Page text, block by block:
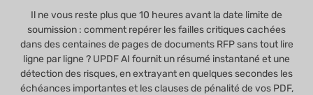
Il ne vous reste plus que 10 heures avant la date limite de
soumission : comment repérer les failles critiques cachées
dans des centaines de pages de documents RFP sans tout lire
ligne par ligne ? UPDF AI fournit un résumé instantané et une
détection des risques, en extrayant en quelques secondes les
échéances importantes et les clauses de pénalité de vos PDF,